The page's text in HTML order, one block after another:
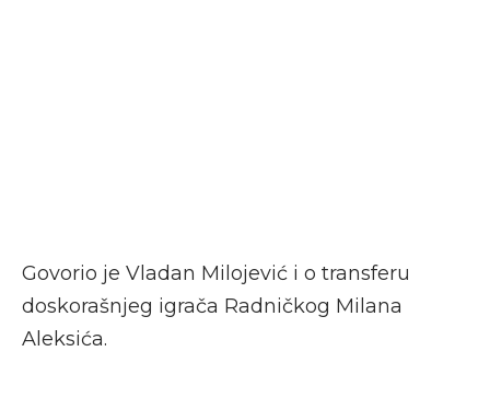
Govorio je Vladan Milojević i o transferu
doskorašnjeg igrača Radničkog Milana
Aleksića.